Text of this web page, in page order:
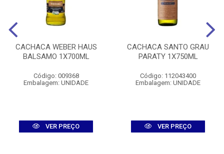
CACHACA WEBER HAUS
BALSAMO 1X700ML
Código: 009368
Embalagem: UNIDADE
VER PREÇO
CACHACA SANTO GRAU
PARATY 1X750ML
Código: 112043400
Embalagem: UNIDADE
VER PREÇO